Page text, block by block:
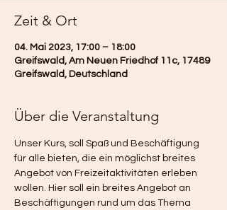
Zeit & Ort
04. Mai 2023, 17:00 – 18:00
Greifswald, Am Neuen Friedhof 11c, 17489
Greifswald, Deutschland
Über die Veranstaltung
Unser Kurs, soll Spaß und Beschäftigung
für alle bieten, die ein möglichst breites
Angebot von Freizeitaktivitäten erleben
wollen. Hier soll ein breites Angebot an
Beschäftigungen rund um das Thema